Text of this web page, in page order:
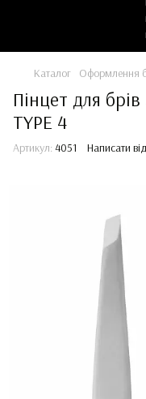
Каталог Оформлення
Пінцет для брів
TYPE 4
Артикул: 4051 Написати